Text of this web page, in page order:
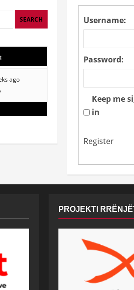
ago
Username:
Password:
Keep me
in
Register
PROJEKTI